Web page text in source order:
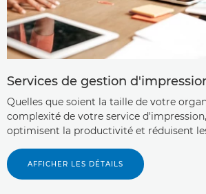
Services de gestion
Quelles que soient la taille de votre
complexité de votre service
optimisent la productivité et réduisent
AFFICHER LES DÉTAILS